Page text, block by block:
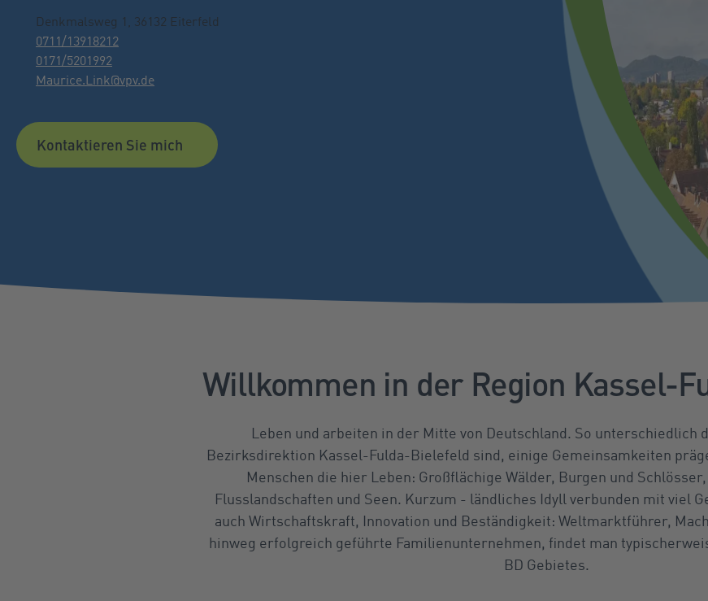
Denkmalsweg 1, 36132 Eiterfeld
0711/13918212
0171/5201992
Maurice.Link@vpv.de
Kontaktieren Sie mich
Willkommen in der Region Kassel-
Leben und arbeiten in der Mitte von Deutschland. So unterschiedlich
Bezirksdirektion Kassel-Fulda-Bielefeld sind, einige Gemeinsamkeiten
Menschen die hier Leben: Großflächige Wälder, Burgen und
Flusslandschaften und Seen. Kurzum - ländliches Idyll verbunden mit viel
auch Wirtschaftskraft, Innovation und Beständigkeit: Weltmarktführer,
hinweg erfolgreich geführte Familienunternehmen, findet man
BD Gebietes.